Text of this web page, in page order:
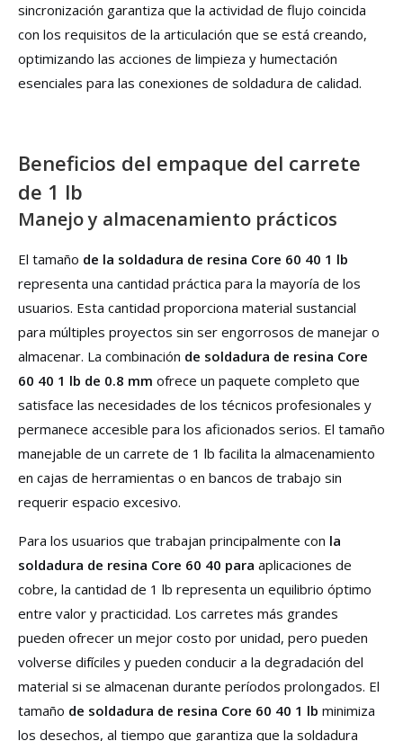
sincronización garantiza que la actividad de flujo coincida
con los requisitos de la articulación que se está creando,
optimizando las acciones de limpieza y humectación
esenciales para las conexiones de soldadura de calidad.
Beneficios del empaque del carrete
de 1 lb
Manejo y almacenamiento prácticos
El tamaño de la soldadura de resina Core 60 40 1 lb
representa una cantidad práctica para la mayoría de los
usuarios. Esta cantidad proporciona material sustancial
para múltiples proyectos sin ser engorrosos de manejar o
almacenar. La combinación de soldadura de resina Core
60 40 1 lb de 0.8 mm ofrece un paquete completo que
satisface las necesidades de los técnicos profesionales y
permanece accesible para los aficionados serios. El tamaño
manejable de un carrete de 1 lb facilita la almacenamiento
en cajas de herramientas o en bancos de trabajo sin
requerir espacio excesivo.
Para los usuarios que trabajan principalmente con la
soldadura de resina Core 60 40 para aplicaciones de
cobre, la cantidad de 1 lb representa un equilibrio óptimo
entre valor y practicidad. Los carretes más grandes
pueden ofrecer un mejor costo por unidad, pero pueden
volverse difíciles y pueden conducir a la degradación del
material si se almacenan durante períodos prolongados. El
tamaño de soldadura de resina Core 60 40 1 lb minimiza
los desechos, al tiempo que garantiza que la soldadura